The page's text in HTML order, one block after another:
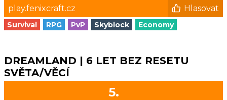
play.fenixcraft.cz
Hlasovat
Survival RPG PvP Skyblock Economy
DREAMLAND | 6 LET BEZ RESETU
SVĚTA/VĚCÍ
5.